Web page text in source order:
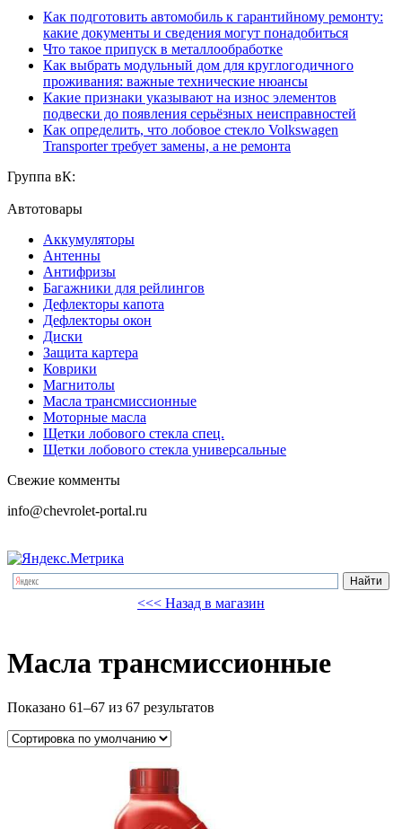
Как подготовить автомобиль к гарантийному ремонту:
какие документы и сведения могут понадобиться
Что такое припуск в металлообработке
Как выбрать модульный дом для круглогодичного
проживания: важные технические нюансы
Какие признаки указывают на износ элементов
подвески до появления серьёзных неисправностей
Как определить, что лобовое стекло Volkswagen
Transporter требует замены, а не ремонта
Группа вК:
Автотовары
Аккумуляторы
Антенны
Антифризы
Багажники для рейлингов
Дефлекторы капота
Дефлекторы окон
Диски
Защита картера
Коврики
Магнитолы
Масла трансмиссионные
Моторные масла
Щетки лобового стекла спец.
Щетки лобового стекла универсальные
Свежие комменты
info@chevrolet-portal.ru
<<< Назад в магазин
Масла трансмиссионные
Показано 61–67 из 67 результатов